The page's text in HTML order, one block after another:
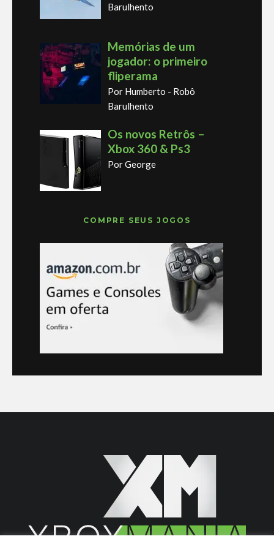
Barulhento
Memórias de um
jogador: o primeiro
fliperama
Por Humberto - Robô
Barulhento
Os novos Retrôs –
Xbox 360 & Ps3
Por George
COMPRE SEUS JOGOS